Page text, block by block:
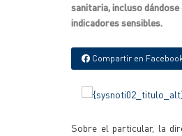
sanitaria, incluso
indicadores sensibles.
Compartir en
Sobre el particular, la